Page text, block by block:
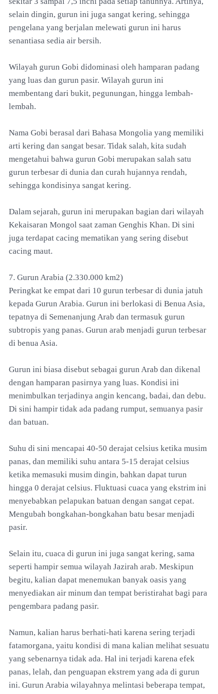
selain dingin, gurun ini juga sangat kering, sehingga
pengelana yang berjalan melewati gurun ini harus
senantiasa sedia air bersih.
Wilayah gurun Gobi didominasi oleh hamparan padang
yang luas dan gurun pasir. Wilayah gurun ini
membentang dari bukit, pegunungan, hingga lembah-
lembah.
Nama Gobi berasal dari Bahasa Mongolia yang memiliki
arti kering dan sangat besar. Tidak salah, kita sudah
mengetahui bahwa gurun Gobi merupakan salah satu
gurun terbesar di dunia dan curah hujannya rendah,
sehingga kondisinya sangat kering.
Dalam sejarah, gurun ini merupakan bagian dari wilayah
Kekaisaran Mongol saat zaman Genghis Khan. Di sini
juga terdapat cacing mematikan yang sering disebut
cacing maut.
7. Gurun Arabia (2.330.000 km2)
Peringkat ke empat dari 10 gurun terbesar di dunia jatuh
kepada Gurun Arabia. Gurun ini berlokasi di Benua Asia,
tepatnya di Semenanjung Arab dan termasuk gurun
subtropis yang panas. Gurun arab menjadi gurun terbesar
di benua Asia.
Gurun ini biasa disebut sebagai gurun Arab dan dikenal
dengan hamparan pasirnya yang luas. Kondisi ini
menimbulkan terjadinya angin kencang, badai, dan debu.
Di sini hampir tidak ada padang rumput, semuanya pasir
dan batuan.
Suhu di sini mencapai 40-50 derajat celsius ketika musim
panas, dan memiliki suhu antara 5-15 derajat celsius
ketika memasuki musim dingin, bahkan dapat turun
hingga 0 derajat celsius. Fluktuasi cuaca yang ekstrim ini
menyebabkan pelapukan batuan dengan sangat cepat.
Mengubah bongkahan-bongkahan batu besar menjadi
pasir.
Selain itu, cuaca di gurun ini juga sangat kering, sama
seperti hampir semua wilayah Jazirah arab. Meskipun
begitu, kalian dapat menemukan banyak oasis yang
menyediakan air minum dan tempat beristirahat bagi para
pengembara padang pasir.
Namun, kalian harus berhati-hati karena sering terjadi
fatamorgana, yaitu kondisi di mana kalian melihat sesuatu
yang sebenarnya tidak ada. Hal ini terjadi karena efek
panas, lelah, dan penguapan ekstrem yang ada di gurun
ini. Gurun Arabia wilayahnya melintasi beberapa tempat,